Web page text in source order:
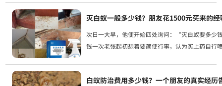
灭白蚁一般多少钱？朋友花1500元买来的
次日一大早，他便开始四处询问：“灭白蚁要多少
钱一次老张起初想着要简便行事，认为买上药自行
白蚁防治费用多少钱？一个朋友的真实经历